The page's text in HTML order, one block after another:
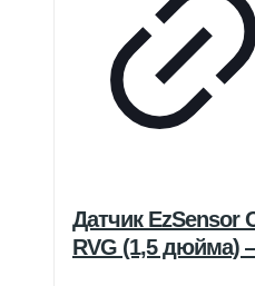
Датчик EzSensor
RVG (1,5 дюйма)